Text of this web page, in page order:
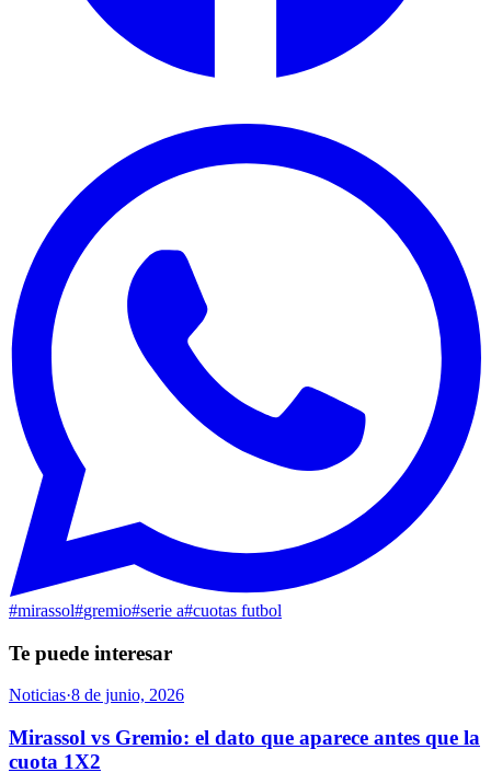
#mirassol#gremio#serie a#cuotas futbol
Te puede interesar
Noticias·8 de junio, 2026
Mirassol vs Gremio: el dato que aparece antes que la
cuota 1X2